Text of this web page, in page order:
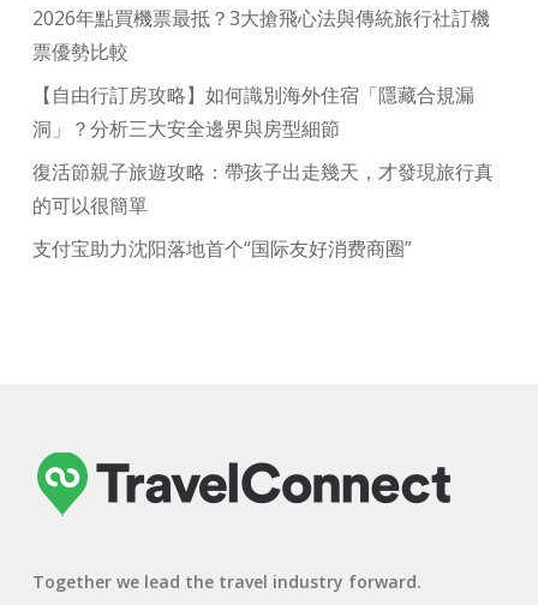
2026年點買機票最抵？3大搶飛心法與傳統旅行社訂機
票優勢比較
【自由行訂房攻略】如何識別海外住宿「隱藏合規漏
洞」？分析三大安全邊界與房型細節
復活節親子旅遊攻略：帶孩子出走幾天，才發現旅行真
的可以很簡單
支付宝助力沈阳落地首个“国际友好消费商圈”
Together we lead the travel industry forward.